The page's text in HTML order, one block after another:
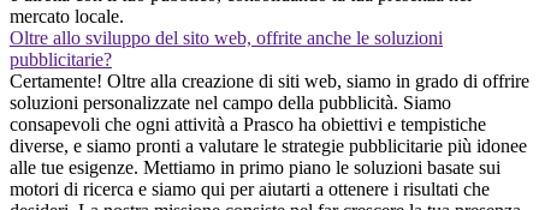
mercato locale.
Oltre allo sviluppo del sito web, offrite anche le soluzioni
pubblicitarie?
Certamente! Oltre alla creazione di siti web, siamo in grado di offrire
soluzioni personalizzate nel campo della pubblicità. Siamo
consapevoli che ogni attività a Prasco ha obiettivi e tempistiche
diverse, e siamo pronti a valutare le strategie pubblicitarie più idonee
alle tue esigenze. Mettiamo in primo piano le soluzioni basate sui
motori di ricerca e siamo qui per aiutarti a ottenere i risultati che